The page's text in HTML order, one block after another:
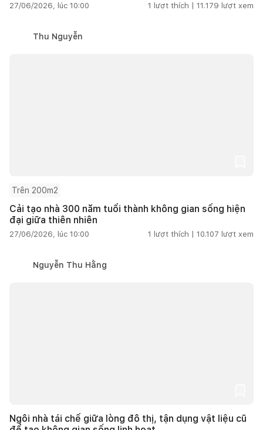
27/06/2026, lúc 10:00 1 lượt thích | 11.179 lượt xem
Thu Nguyễn
Trên 200m2
Cải tạo nhà 300 năm tuổi thành không gian sống hiện
đại giữa thiên nhiên
27/06/2026, lúc 10:00 1 lượt thích | 10.107 lượt xem
Nguyễn Thu Hằng
Ngôi nhà tái chế giữa lòng đô thị, tận dụng vật liệu cũ